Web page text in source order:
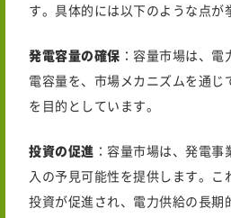
す。具体的には以下のような点が
発電容量の確保 ：容量市場は、
電容量を、市場メカニズムを通じ
を目的としています。
投資の促進 ：容量市場は、発電
入の予見可能性を提供します。こ
投資が促進され、電力供給の長期